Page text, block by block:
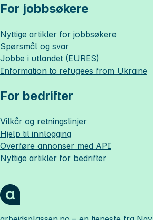
For jobbsøkere
Nyttige artikler for jobbsøkere
Spørsmål og svar
Jobbe i utlandet (EURES)
Information to refugees from Ukraine
For bedrifter
Vilkår og retningslinjer
Hjelp til innlogging
Overføre annonser med API
Nyttige artikler for bedrifter